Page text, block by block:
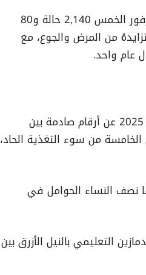
حتى 30 يوليو 2025، بلغ إجمالي حالات الكوليرا في ولايات دارفور الخمس 2,140 حالة و80
متزايدة من المرض والجوع، مع
عام واحد.
بحلول الربع الأخير من 2025، كشفت أطباء بلا حدود، 25 نوفمبر 2025 عن أرقام صادمة بين
من 70% من الأطفال دون الخامسة من سوء التغذية الحاد،
نصف النساء الحوامل في
التعليمي بالنيل الأزرق بين